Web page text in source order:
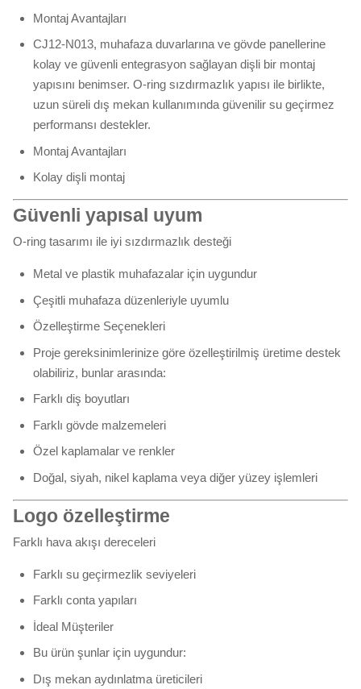
Montaj Avantajları
CJ12-N013, muhafaza duvarlarına ve gövde panellerine
kolay ve güvenli entegrasyon sağlayan dişli bir montaj
yapısını benimser. O-ring sızdırmazlık yapısı ile birlikte,
uzun süreli dış mekan kullanımında güvenilir su geçirmez
performansı destekler.
Montaj Avantajları
Kolay dişli montaj
Güvenli yapısal uyum
O-ring tasarımı ile iyi sızdırmazlık desteği
Metal ve plastik muhafazalar için uygundur
Çeşitli muhafaza düzenleriyle uyumlu
Özelleştirme Seçenekleri
Proje gereksinimlerinize göre özelleştirilmiş üretime destek
olabiliriz, bunlar arasında:
Farklı diş boyutları
Farklı gövde malzemeleri
Özel kaplamalar ve renkler
Doğal, siyah, nikel kaplama veya diğer yüzey işlemleri
Logo özelleştirme
Farklı hava akışı dereceleri
Farklı su geçirmezlik seviyeleri
Farklı conta yapıları
İdeal Müşteriler
Bu ürün şunlar için uygundur:
Dış mekan aydınlatma üreticileri